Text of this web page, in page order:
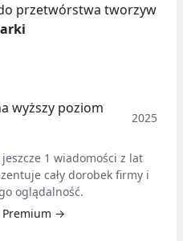
przetwórstwa tworzyw
wyższy poziom
2025
1 wiadomości z lat
cały dorobek firmy i
oglądalność.
Premium →